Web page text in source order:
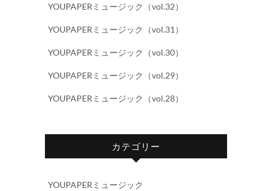
YOUPAPERミュージック（vol.32）
YOUPAPERミュージック（vol.31）
YOUPAPERミュージック（vol.30）
YOUPAPERミュージック（vol.29）
YOUPAPERミュージック（vol.28）
カテゴリー
YOUPAPERミュージック